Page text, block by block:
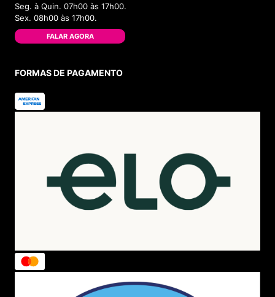
Seg. à Quin. 07h00 às 17h00.
Sex. 08h00 às 17h00.
FALAR AGORA
FORMAS DE PAGAMENTO